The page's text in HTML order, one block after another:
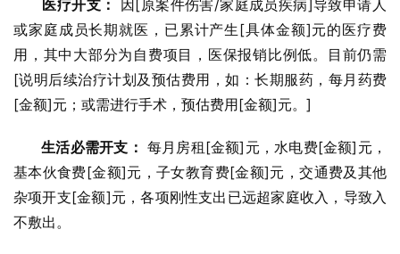
医疗开支：
因[原案件伤害/家庭成员疾病]导致申请人
或家庭成员长期就医，已累计产生[具体金额]元的医疗费
用，其中大部分为自费项目，医保报销比例低。目前仍需
[说明后续治疗计划及预估费用，如：长期服药，每月药费
[金额]元；或需进行手术，预估费用[金额]元。]
生活必需开支： 每月房租[金额]元，水电费[金额]元，
基本伙食费[金额]元，子女教育费[金额]元，交通费及其他
杂项开支[金额]元，各项刚性支出已远超家庭收入，导致入
不敷出。